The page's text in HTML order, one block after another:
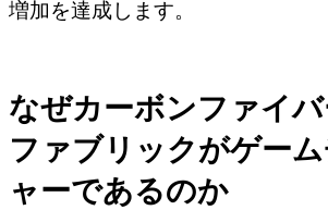
増加を達成します。
なぜカーボンファイ
ファブリックがゲー
ャーであるのか